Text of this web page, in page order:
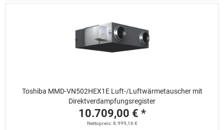
Toshiba MMD-VN502HEX1E Luft-/Luftwärmetauscher mit
Direktverdampfungsregister
10.709,00 € *
Nettopreis: 8.999,16 €